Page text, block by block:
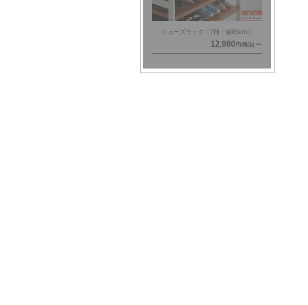
シューズラック〔7段・幅85cm〕
12,980 円(税込)～